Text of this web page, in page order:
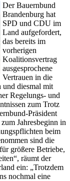
Der Bauernbund
Brandenburg hat
SPD und CDU im
Land aufgefordert,
das bereits im
vorherigen
Koalitionsvertrag
ausgesprochene
Vertrauen in die
und diesmal mit
Regelungs- und
zum Trotz
Präsident
Jahresbeginn in
beim
sind die
größere Betriebe,
räumt der
ein: „Trotzdem
nochmal eine